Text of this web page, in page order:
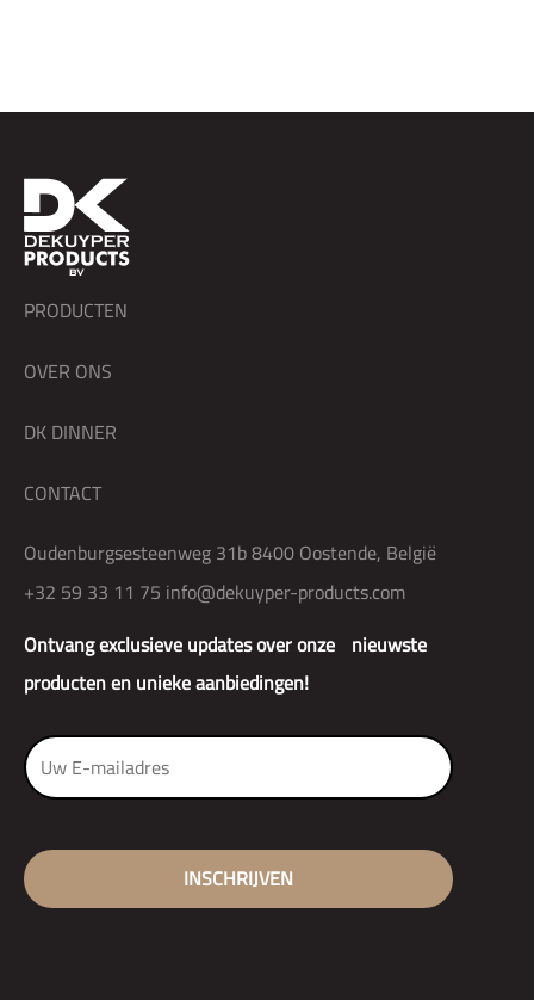
Ontvang exclusieve updates over onze nieuwste
producten en unieke aanbiedingen!
PRODUCTEN
OVER ONS
DK DINNER
CONTACT
Oudenburgsesteenweg 31b 8400 Oostende, België
+32 59 33 11 75 info@dekuyper-products.com